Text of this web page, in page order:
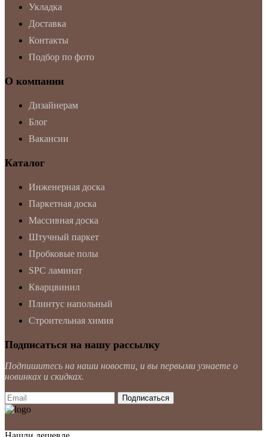
Укладка
Доставка
Контакты
Подбор по фото
О компании
Дизайнерам
Блог
Вакансии
Каталог
Инженерная доска
Паркетная доска
Массивная доска
Штучный паркет
Пробковые полы
SPC ламинат
Кварцвинил
Плинтус напольный
Строительная химия
Подписаться на нашу рассылку
Подпишитесь на наши новости, и вы первыми узнаете о
новинках и скидках.